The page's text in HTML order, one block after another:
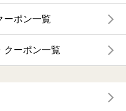
ーポン一覧
クーポン一覧